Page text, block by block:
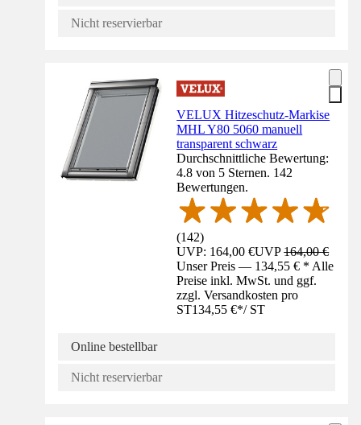
Nicht reservierbar
VELUX Hitzeschutz-Markise
MHL Y80 5060 manuell
transparent schwarz
Durchschnittliche Bewertung:
4.8 von 5 Sternen. 142
Bewertungen.
(142)
UVP: 164,00 €UVP164,00 €
Unser Preis — 134,55 € * Alle
Preise inkl. MwSt. und ggf.
zzgl. Versandkosten pro
ST134,55 €*/ ST
Online bestellbar
Nicht reservierbar